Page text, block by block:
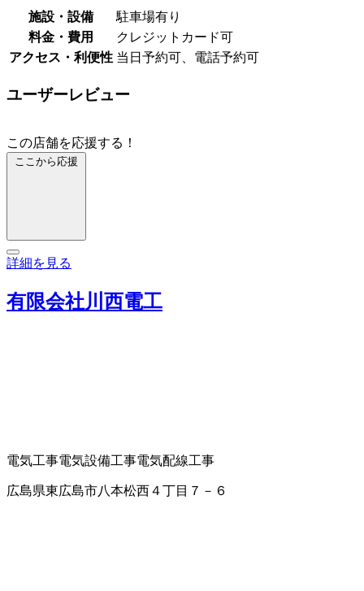
施設・設備
駐車場有り
料金・費用
クレジットカード可
アクセス・利便性 当日予約可、電話予約可
ユーザーレビュー
この店舗を応援する！
ここから応援
詳細を見る
有限会社川西電工
電気工事電気設備工事電気配線工事
広島県東広島市八本松西４丁目７－６